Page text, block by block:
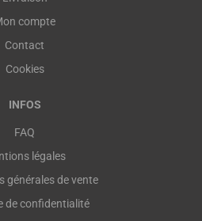
compte
Contact
Cookies
INFOS
FAQ
légales
générales de vente
de confidentialité